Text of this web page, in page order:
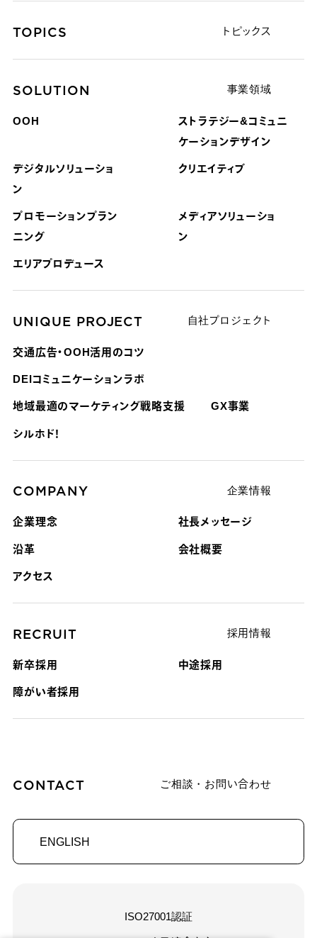
TOPICS トピックス
SOLUTION 事業領域
OOH
ストラテジー&コミュニ
ケーションデザイン
デジタルソリューショ
ン
クリエイティブ
プロモーションプラン
ニング
メディアソリューショ
ン
エリアプロデュース
UNIQUE PROJECT 自社プロジェクト
交通広告・OOH活用のコツ
DEIコミュニケーションラボ
地域最適のマーケティング戦略支援 GX事業
シルホド！
COMPANY 企業情報
企業理念 社長メッセージ
沿革 会社概要
アクセス
RECRUIT 採用情報
新卒採用 中途採用
障がい者採用
CONTACT ご相談・お問い合わせ
ENGLISH
ISO27001認証